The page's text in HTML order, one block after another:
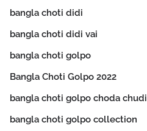
bangla choti didi
bangla choti didi vai
bangla choti golpo
Bangla Choti Golpo 2022
bangla choti golpo choda chudi
bangla choti golpo collection